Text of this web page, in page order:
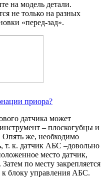
на модель детали.
не только на разных
«перед-зад».
приора?
датчика может
– плоскогубцы и
Опять же, необходимо
т. к. датчик АБС –довольно
место датчик,
по месту закрепляется
блоку управления АБС.